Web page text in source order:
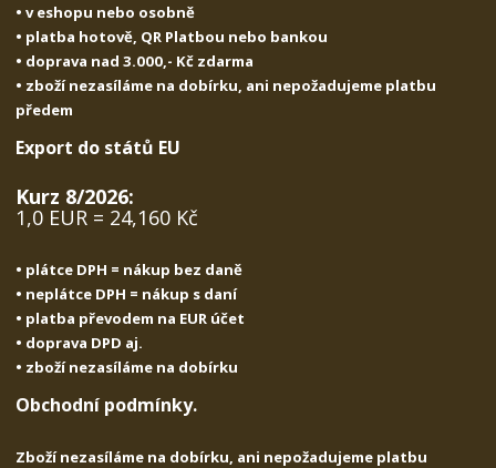
• v eshopu nebo osobně
• platba hotově, QR Platbou nebo bankou
• doprava nad 3.000,- Kč zdarma
• zboží nezasíláme na dobírku, ani nepožadujeme platbu
předem
Export do států EU
Kurz 8/2026:
1,0 EUR = 24,160 Kč
• plátce DPH = nákup bez daně
• neplátce DPH = nákup s daní
• platba převodem na EUR účet
• doprava DPD aj.
• zboží nezasíláme na dobírku
Obchodní podmínky.
Zboží nezasíláme na dobírku, ani nepožadujeme platbu